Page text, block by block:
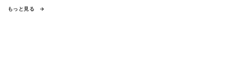
もっと見る